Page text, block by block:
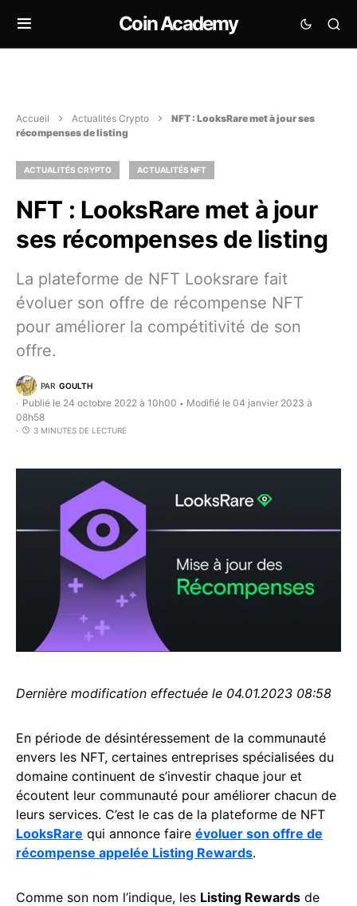
Coin Academy
Accueil Actualités Crypto
NFT : LooksRare met à jour ses
récompenses de listing
ACTUALITÉS CRYPTO ACTUALITÉS NFT
NFT : LooksRare met à jour
ses récompenses de listing
La plateforme de NFT Looksrare fait
évoluer son offre de récompense NFT
pour améliorer la compétitivité de son
offre.
PAR GOULTH
Publié le 24 octobre 2022 à 10h00 • Modifié le 04 janvier 2023 à
08h58
3 MINUTES DE LECTURE
Dernière modification effectuée le 04.01.2023 08:58
En période de désintéressement de la communauté
envers les NFT, certaines entreprises spécialisées du
domaine continuent de s’investir chaque jour et
écoutent leur communauté pour améliorer chacun de
leurs services. C’est le cas de la plateforme de NFT
LooksRare qui annonce faire évoluer son offre de
récompense appelée Listing Rewards.
Comme son nom l’indique, les Listing Rewards de